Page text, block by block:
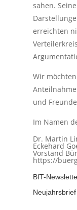
sahen.
erreichten
Wir
und
Im Namen
Dr. Martin
Eckehard
Vorstand
https://
BfT-